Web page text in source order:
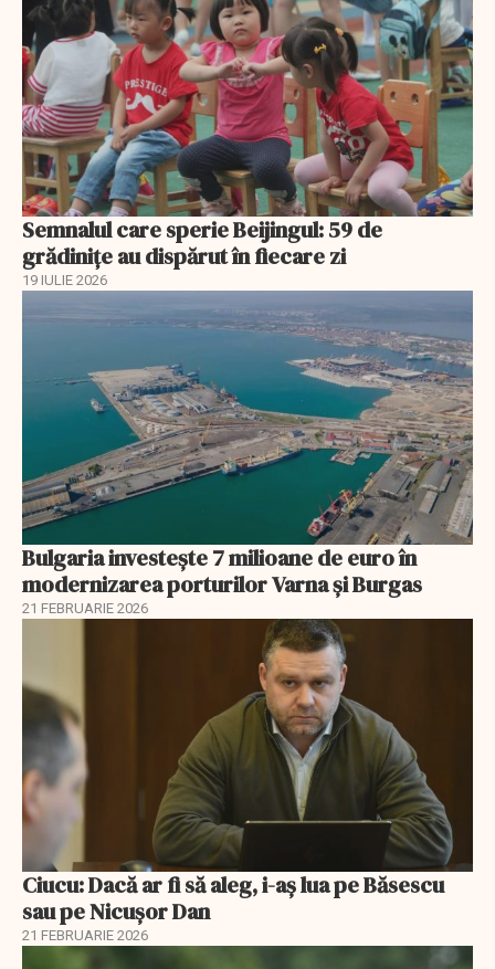
Semnalul care sperie Beijingul: 59 de
grădinițe au dispărut în fiecare zi
19 IULIE 2026
Bulgaria investește 7 milioane de euro în
modernizarea porturilor Varna și Burgas
21 FEBRUARIE 2026
Ciucu: Dacă ar fi să aleg, i-aș lua pe Băsescu
sau pe Nicușor Dan
21 FEBRUARIE 2026